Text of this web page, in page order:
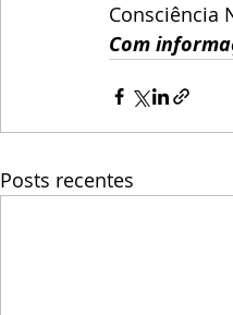
Consciência
Com
Posts recentes